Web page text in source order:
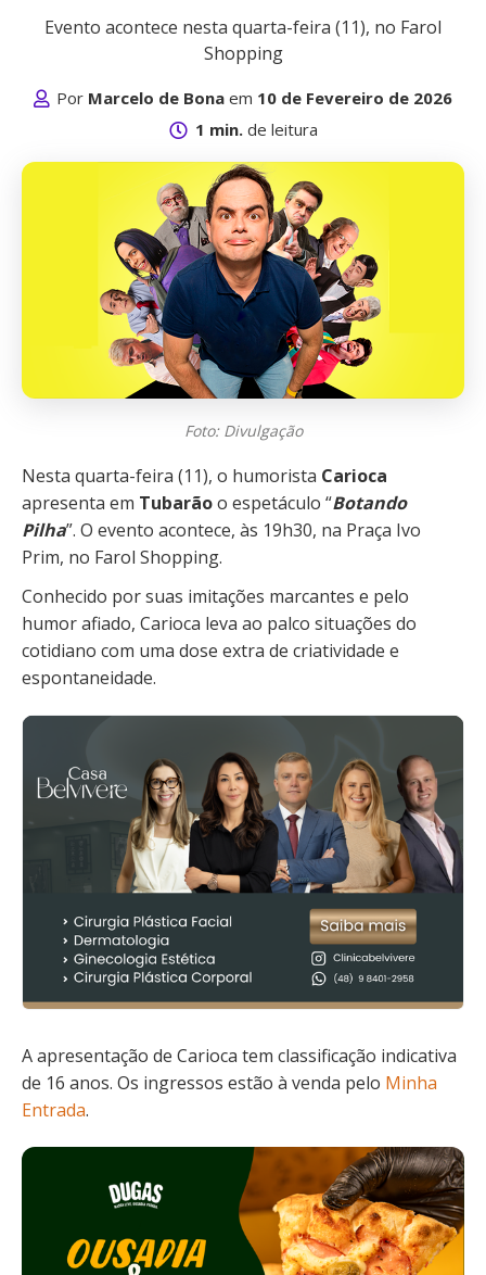
Evento acontece nesta quarta-feira (11), no Farol
Shopping
Por Marcelo de Bona em 10 de Fevereiro de 2026
1 min.de leitura
Foto: Divulgação
Nesta quarta-feira (11), o humorista Carioca
apresenta em Tubarãoo espetáculo “Botando
Pilha”. O evento acontece, às 19h30, na Praça Ivo
Prim, no Farol Shopping.
Conhecido por suas imitações marcantes e pelo
humor afiado, Carioca leva ao palco situações do
cotidiano com uma dose extra de criatividade e
espontaneidade.
A apresentação de Carioca tem classificação indicativa
de 16 anos. Os ingressos estão à venda pelo Minha
Entrada.